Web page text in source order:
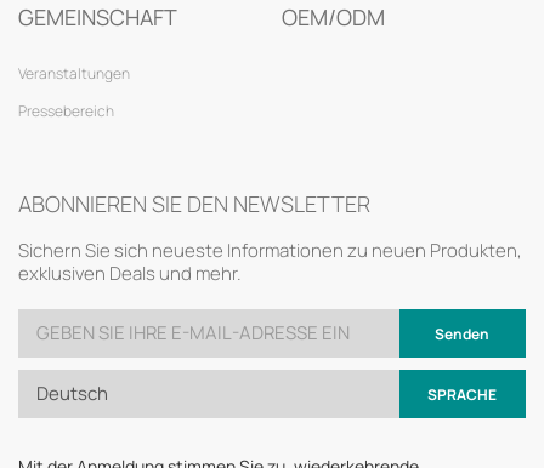
GEMEINSCHAFT
Veranstaltungen
Pressebereich
OEM/ODM
ABONNIEREN SIE DEN NEWSLETTER
Sichern Sie sich neueste Informationen zu neuen Produkten,
exklusiven Deals und mehr.
Senden
Deutsch SPRACHE